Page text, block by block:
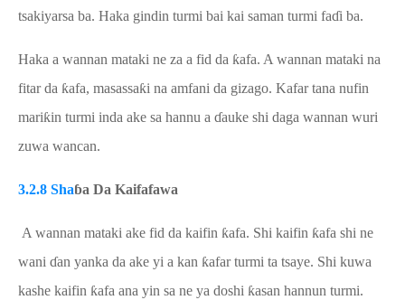
tsakiyarsa ba. Haka gindin turmi bai kai saman turmi faɗi ba.
Haka a wannan mataki ne za a fid da ƙafa. A wannan mataki na
fitar da ƙafa, masassaƙi na amfani da gizago. Kafar tana nufin
mariƙin turmi inda ake sa hannu a ɗauke shi daga wannan wuri
zuwa wancan.
3.2.8 Shaɓa Da Kaifafawa
A wannan mataki ake fid da kaifin ƙafa. Shi kaifin ƙafa shi ne
wani ɗan yanka da ake yi a kan ƙafar turmi ta tsaye. Shi kuwa
kashe kaifin ƙafa ana yin sa ne ya doshi ƙasan hannun turmi.